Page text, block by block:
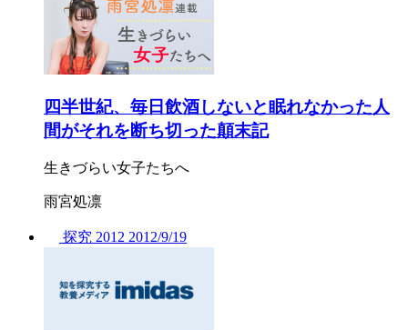
四半世紀、毎日飲酒しないと眠れなかった人
間がそれを断ち切った顛末記
生きづらい女子たちへ
雨宮処凛
探究 2012 2012/9/19